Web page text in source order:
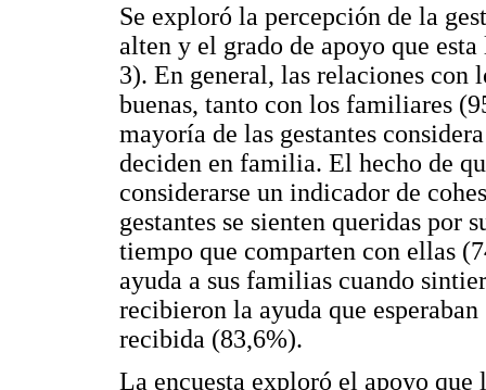
Se exploró la percepción de la
alten y el grado de apoyo que
3). En general, las relaciones con
buenas, tanto con los familiares
mayoría de las gestantes
deciden en familia. El hecho de
considerarse un indicador de
gestantes se sienten queridas por
tiempo que comparten con ellas
ayuda a sus familias cuando
recibieron la ayuda que
recibida (83,6%).
La encuesta exploró el apoyo que